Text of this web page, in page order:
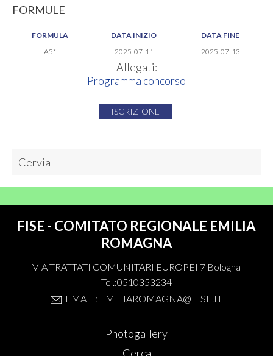
FORMULE
FORMULA DATA INIZIO
DATA FINE
A5*
2025-07-11 2025-07-13
Allegati:
Programma concorso
ISCRIZIONE
Cervia
FISE - COMITATO REGIONALE EMILIA
ROMAGNA
VIA TRATTATI COMUNITARI EUROPEI 7 Bologna
Tel.:0510353234
EMAIL: EMILIAROMAGNA@FISE.IT
Photogallery
Cerca